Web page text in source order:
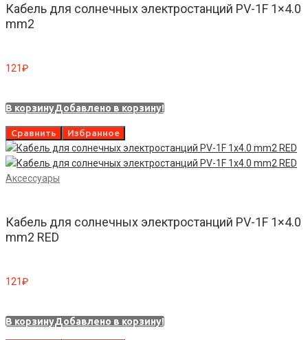
Кабель для солнечных электростанций PV-1F 1×4.0
mm2
121₽
В корзинуДобавлено в корзину!
Сравнить Избранное
Аксессуары
Кабель для солнечных электростанций PV-1F 1×4.0
mm2 RED
121₽
В корзинуДобавлено в корзину!